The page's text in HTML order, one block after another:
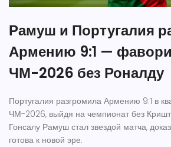
Рамуш и Португалия
Армению 9:1 —
ЧМ-2026 без Роналду
Португалия разгромила Армению 9:1 в
ЧМ-2026, выйдя на чемпионат без
Гонсалу Рамуш стал звездой матча,
готова к новой эре.